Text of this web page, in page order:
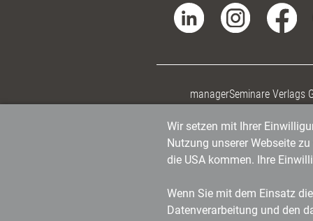
managerSeminare Verlags
Wir setzen mit Ihrer
Nutzung unserer Webseite
die USA kommen. Ihre
Wenn Sie mit dem Einsatz
Datenverarbeitung und den